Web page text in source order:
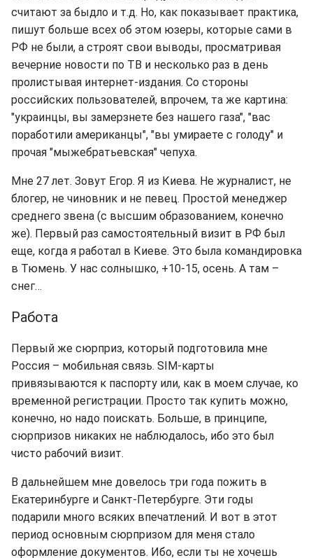
считают за быдло и т.д. Но, как показывает практика,
пишут больше всех об этом юзеры, которые сами в
РФ не были, а строят свои выводы, просматривая
вечерние новости по ТВ и несколько раз в день
пролистывая интернет-издания. Со стороны
российских пользователей, впрочем, та же картина:
"украинцы, вы замерзнете без нашего газа", "вас
поработили американцы", "вы умираете с голоду" и
прочая "мыжебратьевская" чепуха.
Мне 27 лет. Зовут Егор. Я из Киева. Не журналист, не
блогер, не чиновник и не певец. Простой менеджер
среднего звена (с высшим образованием, конечно
же). Первый раз самостоятельный визит в РФ был
еще, когда я работал в Киеве. Это была командировка
в Тюмень. У нас солнышко, +10-15, осень. А там –
снег…
Работа
Первый же сюрприз, который подготовила мне
Россия – мобильная связь. SIM-карты
привязываются к паспорту или, как в моем случае, ко
временной регистрации. Просто так купить можно,
конечно, но надо поискать. Больше, в принципе,
сюрпризов никаких не наблюдалось, ибо это был
чисто рабочий визит.
В дальнейшем мне довелось три года пожить в
Екатеринбурге и Санкт-Петербурге. Эти годы
подарили много всяких впечатлений. И вот в этот
период основным сюрпризом для меня стало
оформление документов. Ибо, если ты не хочешь